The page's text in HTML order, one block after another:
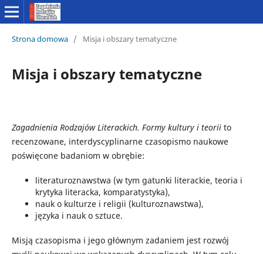
Strona domowa / Misja i obszary tematyczne
Misja i obszary tematyczne
Zagadnienia Rodzajów Literackich. Formy kultury i teoriito
recenzowane, interdyscyplinarne czasopismo naukowe
poświęcone badaniom w obrębie:
literaturoznawstwa (w tym gatunki literackie, teoria i
krytyka literacka, komparatystyka),
nauk o kulturze i religii (kulturoznawstwa),
języka i nauk o sztuce.
Misją czasopisma i jego głównym zadaniem jest rozwój